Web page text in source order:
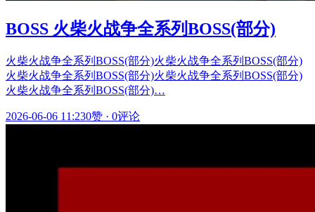
BOSS 火柴火战争全系列BOSS(部分)
火柴火战争全系列BOSS(部分)火柴火战争全系列BOSS(部分)
火柴火战争全系列BOSS(部分)火柴火战争全系列BOSS(部分)
火柴火战争全系列BOSS(部分)…
2026-06-06 11:230赞 · 0评论